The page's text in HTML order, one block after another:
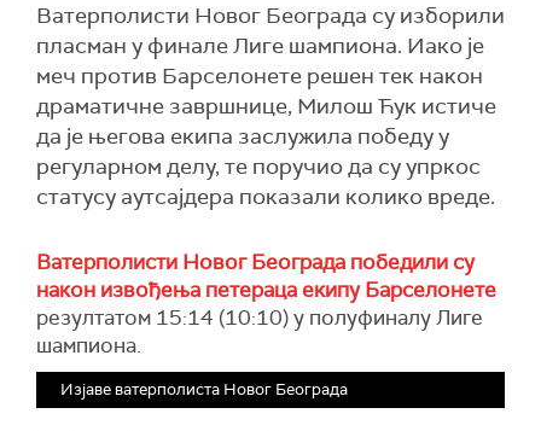
Ватерполисти Новог Београда су изборили
пласман у финале Лиге шампиона. Иако је
меч против Барселонете решен тек након
драматичне завршнице, Милош Ћук истиче
да је његова екипа заслужила победу у
регуларном делу, те поручио да су упркос
статусу аутсајдера показали колико вреде.
Ватерполисти Новог Београда победили су
након извођења петераца екипу Барселонете
резултатом 15:14 (10:10) у полуфиналу Лиге
шампиона.
Изјаве ватерполиста Новог Београда